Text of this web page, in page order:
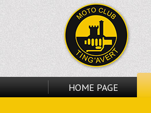
HOME PAGE